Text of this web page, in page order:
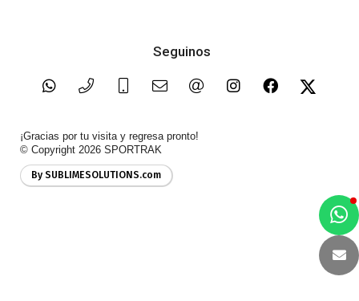
Seguinos
¡Gracias por tu visita y regresa pronto!
© Copyright 2026 SPORTRAK
By SUBLIMESOLUTIONS.com